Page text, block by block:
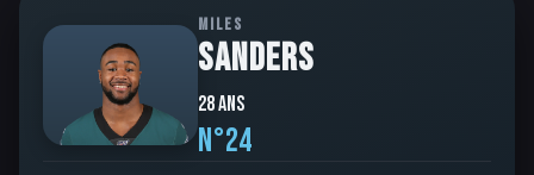
MILES
SANDERS
28 ans
N°24